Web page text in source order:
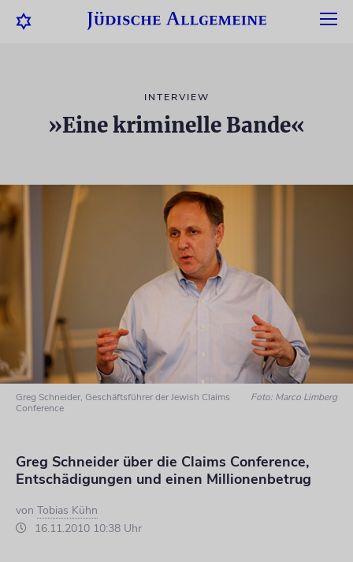
INTERVIEW
»Eine kriminelle Bande«
Greg Schneider, Geschäftsführer der Jewish Claims
Conference
Foto: Marco Limberg
Greg Schneider über die Claims Conference,
Entschädigungen und einen Millionenbetrug
von Tobias Kühn
16.11.2010 10:38 Uhr